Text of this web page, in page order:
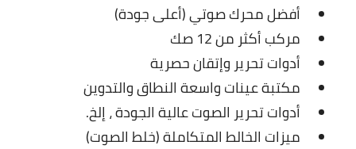
أفضل محرك صوتي (أعلى جودة)
مركب أكثر من 12 صك
أدوات تحرير وإتقان حصرية
مكتبة عينات واسعة النطاق والتدوين
أدوات تحرير الصوت عالية الجودة ، إلخ.
ميزات الخالط المتكاملة (خلط الصوت)